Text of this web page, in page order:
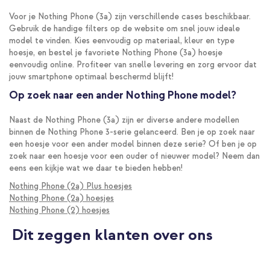
Voor je Nothing Phone (3a) zijn verschillende cases beschikbaar.
Gebruik de handige filters op de website om snel jouw ideale
model te vinden. Kies eenvoudig op materiaal, kleur en type
hoesje, en bestel je favoriete Nothing Phone (3a) hoesje
eenvoudig online. Profiteer van snelle levering en zorg ervoor dat
jouw smartphone optimaal beschermd blijft!
Op zoek naar een ander Nothing Phone model?
Naast de Nothing Phone (3a) zijn er diverse andere modellen
binnen de Nothing Phone 3-serie gelanceerd. Ben je op zoek naar
een hoesje voor een ander model binnen deze serie? Of ben je op
zoek naar een hoesje voor een ouder of nieuwer model? Neem dan
eens een kijkje wat we daar te bieden hebben!
Nothing Phone (2a) Plus hoesjes
Nothing Phone (2a) hoesjes
Nothing Phone (2) hoesjes
Dit zeggen klanten over ons